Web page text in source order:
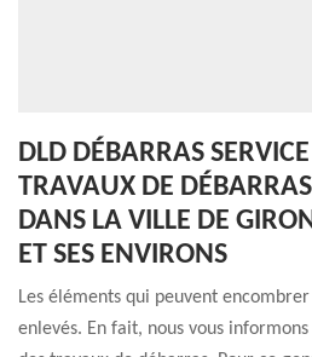
DLD DÉBARRAS SERVICE
TRAVAUX DE
DANS LA VILLE DE
ET SES ENVIRONS
Les éléments qui peuvent
enlevés. En fait, nous vous